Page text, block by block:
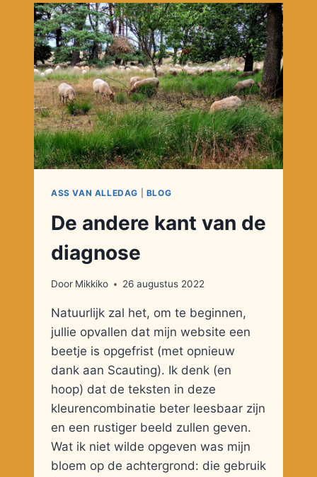
ASS VAN ALLEDAG BLOG
De andere kant van de
diagnose
Door Mikkiko 26 augustus 2022
Natuurlijk zal het, om te beginnen,
jullie opvallen dat mijn website een
beetje is opgefrist (met opnieuw
dank aan Scauting). Ik denk (en
hoop) dat de teksten in deze
kleurencombinatie beter leesbaar zijn
en een rustiger beeld zullen geven.
Wat ik niet wilde opgeven was mijn
bloem op de achtergrond: die gebruik